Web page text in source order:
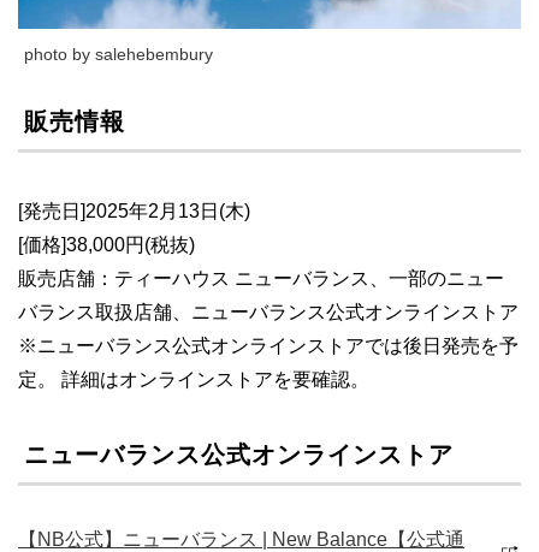
photo by salehebembury
販売情報
[発売日]2025年2月13日(木)
[価格]38,000円(税抜)
販売店舗：ティーハウス ニューバランス、一部のニュー
バランス取扱店舗、ニューバランス公式オンラインストア
※ニューバランス公式オンラインストアでは後日発売を予
定。 詳細はオンラインストアを要確認。
ニューバランス公式オンラインストア
【NB公式】ニューバランス | New Balance【公式通